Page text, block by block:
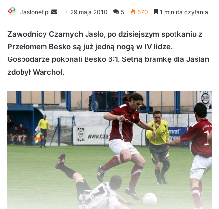
Jaslonet.pl
n
d
a
n
a
i
l
29 maja 2010 5 570 1 minuta czytania
Zawodnicy Czarnych Jasło, po dzisiejszym spotkaniu z
Przełomem Besko są już jedną nogą w IV lidze.
Gospodarze pokonali Besko 6:1. Setną bramkę dla Jaślan
zdobył Warchoł.